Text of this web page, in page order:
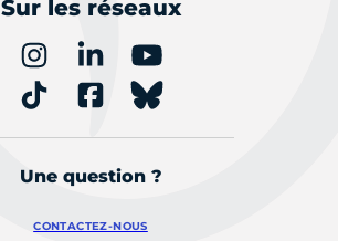
Sur les réseaux
Une question ?
CONTACTEZ-NOUS